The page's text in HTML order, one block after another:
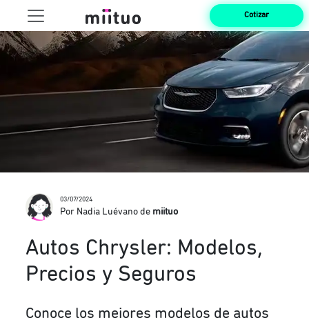
Cotizar
03/07/2024
Por Nadia Luévano de miituo
Autos Chrysler: Modelos,
Precios y Seguros
Conoce los mejores modelos de autos